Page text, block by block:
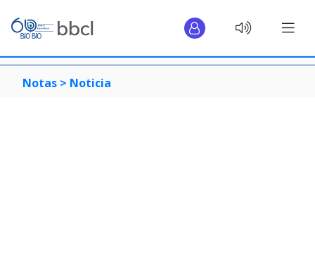
Notas > Noticia